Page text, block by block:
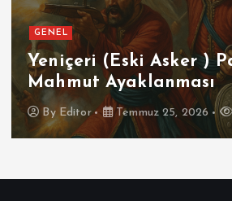
GENEL SPOR
Futbolun Zirvesinde
İspanya
By Editor Temmuz 16, 2026